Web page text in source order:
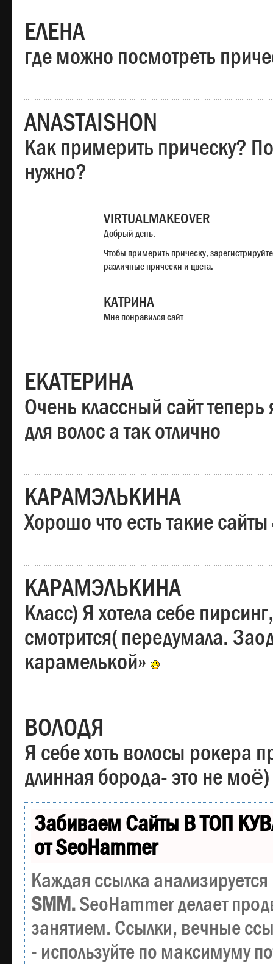
ЕЛЕНА
где можно посмотреть
ANASTAISHON
Как примерить прическу?
нужно?
VIRTUALMAKEOVER
Добрый день.
Чтобы примерить прическу,
различные прически и цвета.
КАТРИНА
Мне понравился сайт
ЕКАТЕРИНА
Очень классный сайт теперь
для волос а так отлично
КАРАМЭЛЬКИНА
Хорошо что есть такие сайты
КАРАМЭЛЬКИНА
Класс) Я хотела себе
смотрится( передумала.
карамелькой»
ВОЛОДЯ
Я себе хоть волосы рокера
длинная борода- это не моё)
Забиваем Сайты В ТОП
от SeoHammer
Каждая ссылка
SMM.SeoHammer делает
занятием. Ссылки, вечные
- используйте по максимуму